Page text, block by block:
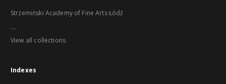
Strzemiński Academy of Fine Arts Łódź
...
View all collections
Indexes